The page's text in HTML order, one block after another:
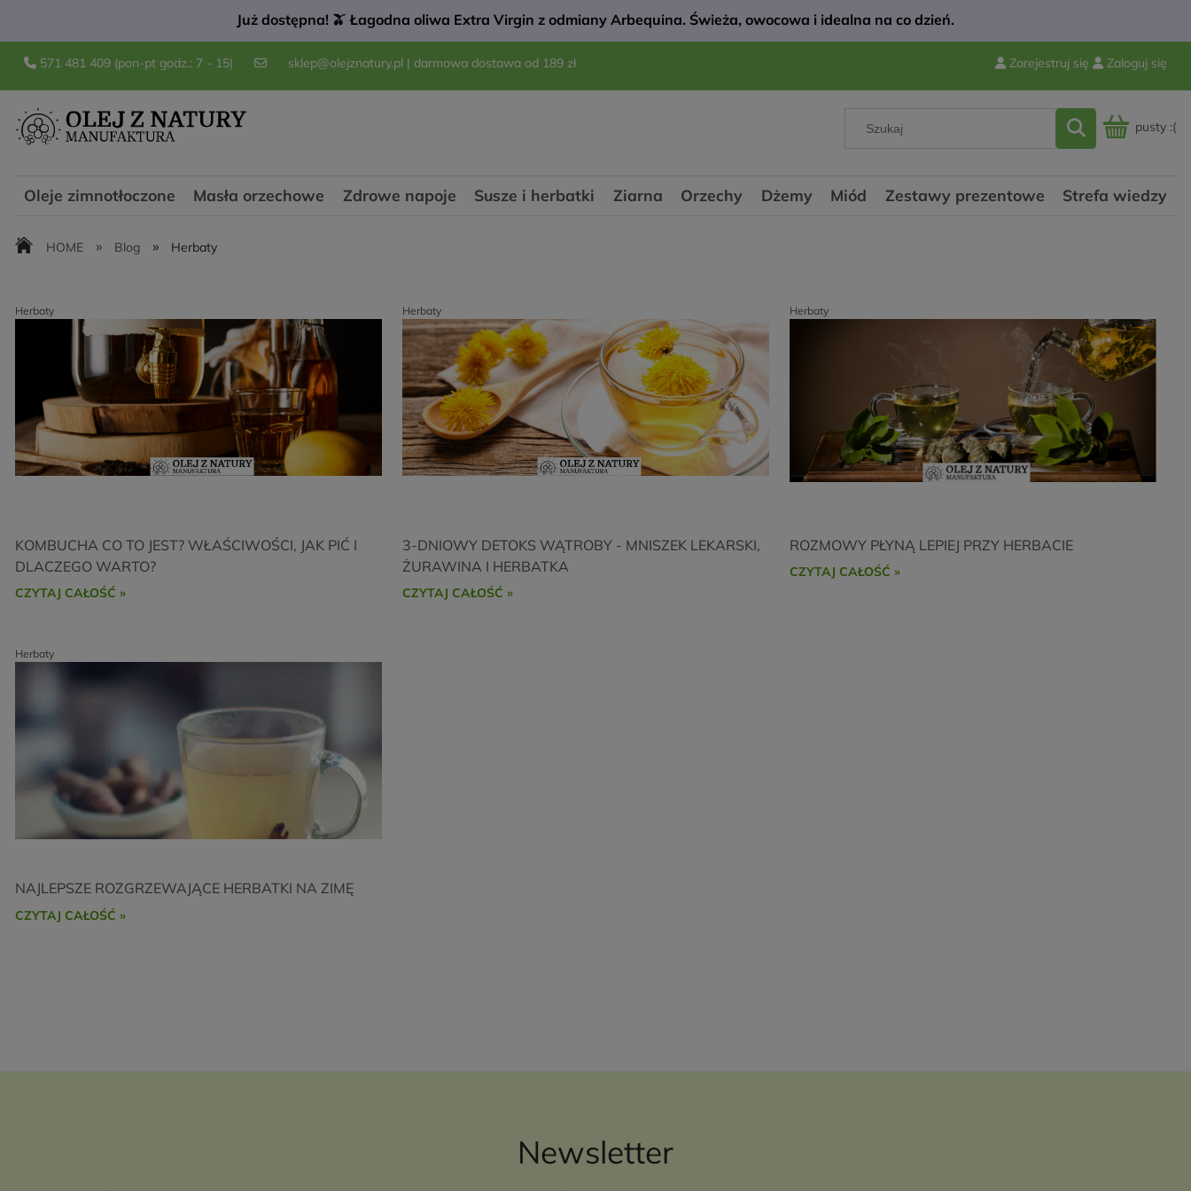
Już dostępna! 🫒 Łagodna oliwa Extra Virgin z odmiany Arbequina. Świeża, owocowa i idealna na co dzień.
571 481 409(pon-pt godz.: 7 - 15) sklep@olejznatury.pl | darmowa dostawa od 189 zł Zarejestruj się Zaloguj się
pusty :(
Oleje zimnotłoczone Masła orzechowe Zdrowe napoje Susze i herbatki Ziarna Orzechy Dżemy Miód Zestawy prezentowe Strefa wiedzy
HOME » Blog » Herbaty
Herbaty
KOMBUCHA CO TO JEST? WŁAŚCIWOŚCI, JAK PIĆ I
DLACZEGO WARTO?
CZYTAJ CAŁOŚĆ »
Herbaty
3-DNIOWY DETOKS WĄTROBY - MNISZEK LEKARSKI,
ŻURAWINA I HERBATKA
CZYTAJ CAŁOŚĆ »
Herbaty
ROZMOWY PŁYNĄ LEPIEJ PRZY HERBACIE
CZYTAJ CAŁOŚĆ »
Herbaty
NAJLEPSZE ROZGRZEWAJĄCE HERBATKI NA ZIMĘ
CZYTAJ CAŁOŚĆ »
Newsletter